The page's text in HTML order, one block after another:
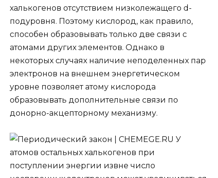
халькогенов отсутствием низколежащего d-
подуровня. Поэтому кислород, как правило,
способен образовывать только две связи с
атомами других элементов. Однако в
некоторых случаях наличие неподеленных пар
электронов на внешнем энергетическом
уровне по­зволяет атому кислорода
образовывать дополнительные связи по
донорно-акцепторному механизму.
У
атомов остальных халькогенов при
поступлении энергии извне число